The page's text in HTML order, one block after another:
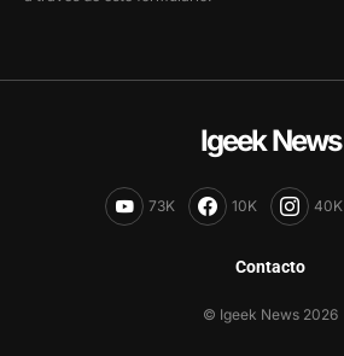
Igeek News
73K 10K 40K
Contacto
© Igeek News 2026